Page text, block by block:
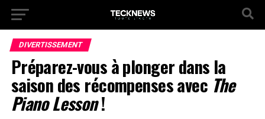
DIVERTISSEMENT
Préparez-vous à plonger dans la
saison des récompenses avec The
Piano Lesson!